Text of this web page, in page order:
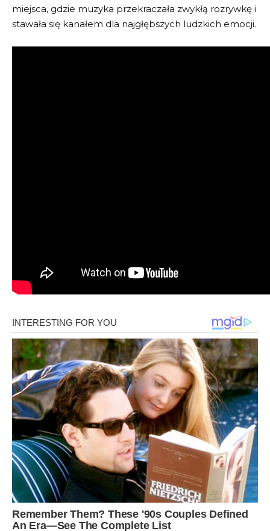
miejsca, gdzie muzyka przekraczała zwykłą rozrywkę i
stawała się kanałem dla najgłębszych ludzkich emocji.